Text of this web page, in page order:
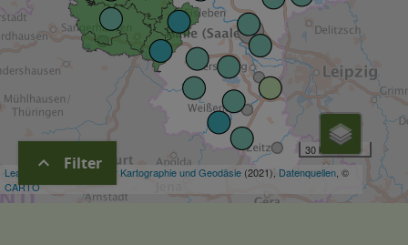
expand_more Filter